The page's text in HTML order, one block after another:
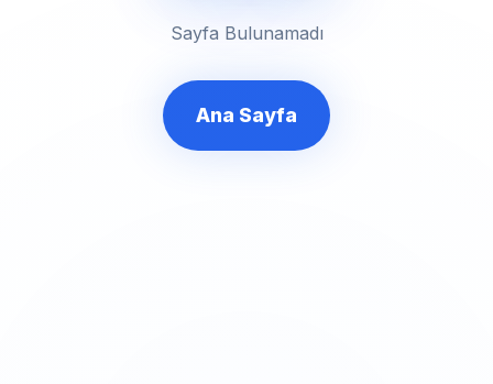
Sayfa Bulunamadı
Ana Sayfa